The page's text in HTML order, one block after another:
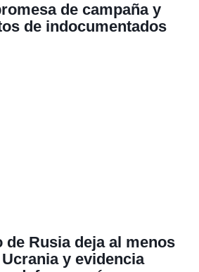
de campaña y
de indocumentados
de Rusia deja al menos
y evidencia